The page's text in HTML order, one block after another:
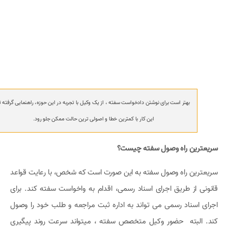
بهتر است برای نوشتن دادخواست سفته ، از یک وکیل با تجربه در این حوزه، راهنمایی گرفته
این کار با کمترین خطا و اصولی ترین حالت ممکن جلو رود.
سریعترین راه وصول سفته چیست؟
سریعترین راه وصول سفته به این صورت است که شخص، با رعایت قواعد
قانونی از طریق اجرای اسناد رسمی، اقدام به واخواست سفته کند. برای
اجرای اسناد رسمی می تواند به اداره ثبت مراجعه و طلب خود را وصول
کند. البته حضور وکیل متخصص سفته ، میتواند سرعت روند پیگیری